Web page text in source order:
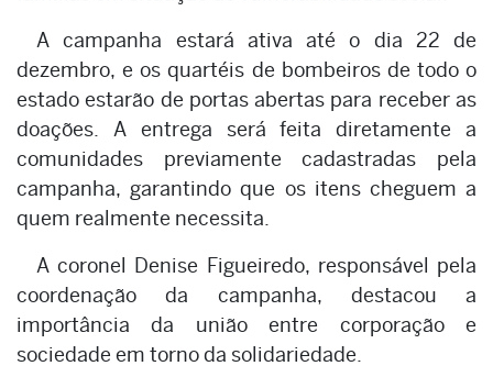
A campanha estará ativa até o dia 22 de
dezembro, e os quartéis de bombeiros de todo o
estado estarão de portas abertas para receber as
doações. A entrega será feita diretamente a
comunidades previamente cadastradas pela
campanha, garantindo que os itens cheguem a
quem realmente necessita.
A coronel Denise Figueiredo, responsável pela
coordenação da campanha, destacou a
importância da união entre corporação e
sociedade em torno da solidariedade.